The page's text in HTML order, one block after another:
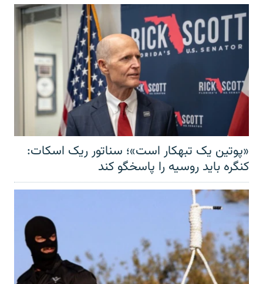
«پوتین یک تبهکار است»؛ سناتور ریک اسکات:
کنگره باید روسیه را پاسخگو کند